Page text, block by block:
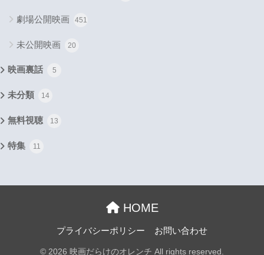
劇場公開映画 451
未公開映画 20
映画裏話 5
未分類 14
無料視聴 13
特集 11
HOME
プライバシーポリシー お問い合わせ
© 2026 映画だらけのオレンチ All rights reserved.